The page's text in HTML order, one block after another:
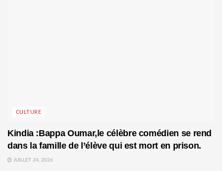
CULTURE
Kindia :Bappa Oumar,le célèbre comédien se rend
dans la famille de l’élève qui est mort en prison.
JUILLET 24, 2026